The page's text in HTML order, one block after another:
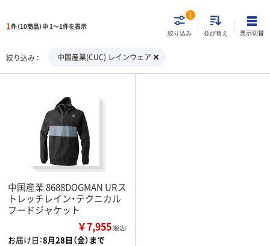
1件（10商品）中 1～1件を表示
絞り込み
1
並び替え 表示切替
絞り込み 中国産業(CUC) レインウェア
中国産業 8688DOGMAN URス
トレッチレイン・テクニカル
フードジャケット
￥7,955（税込）
お届け日：8月28日（金）まで